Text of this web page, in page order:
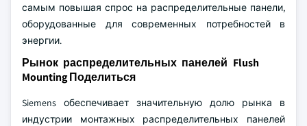
самым повышая спрос на распределительные панели,
оборудованные для современных потребностей в
энергии.
Рынок распределительных панелей Flush
Mounting Поделиться
Siemens обеспечивает значительную долю рынка в
индустрии монтажных распределительных панелей